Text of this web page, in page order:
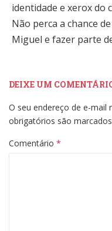
identidade e xerox do
Não perca a chance
Miguel e fazer parte
DEIXE UM
O seu endereço de e-mail
obrigatórios são
Comentário *